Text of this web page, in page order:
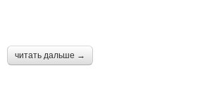
читать дальше →